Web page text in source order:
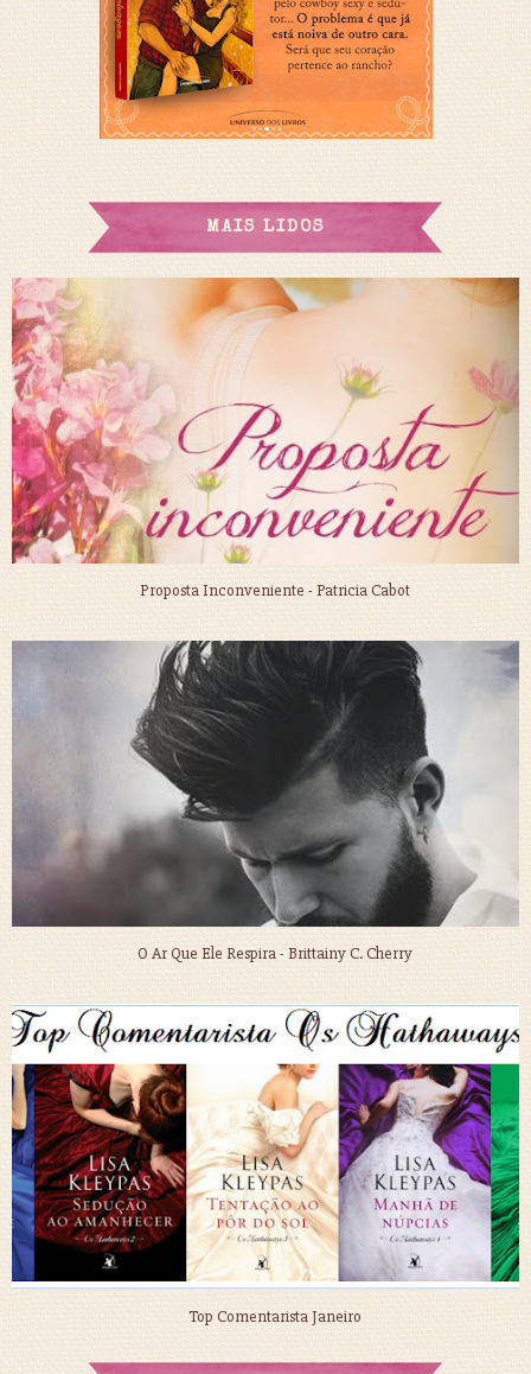
MAIS LIDOS
Proposta Inconveniente - Patricia Cabot
O Ar Que Ele Respira - Brittainy C. Cherry
Top Comentarista Janeiro